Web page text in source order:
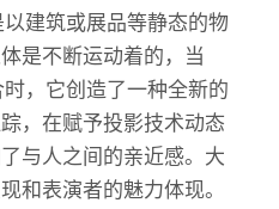
建筑或展品等静态的物
是不断运动着的，当
，它创造了一种全新的
，在赋予投影技术动态
与人之间的亲近感。大
和表演者的魅力体现。